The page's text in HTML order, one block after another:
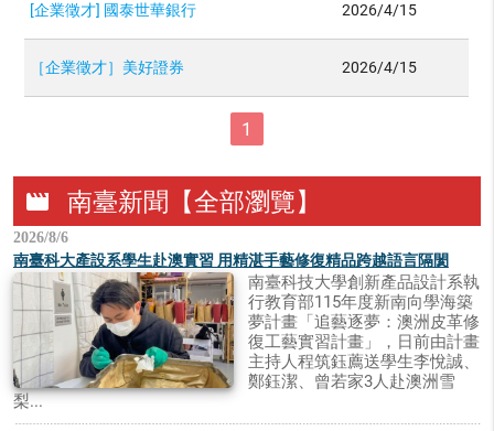
[企業徵才] 國泰世華銀行 2026/4/15
［企業徵才］美好證券 2026/4/15
1
movie 南臺新聞【全部瀏覽】
2026/8/6
南臺科大產設系學生赴澳實習 用精湛手藝修復精品跨越語言隔閡
南臺科技大學創新產品設計系執
行教育部115年度新南向學海築
夢計畫「追藝逐夢：澳洲皮革修
復工藝實習計畫」，日前由計畫
主持人程筑鈺薦送學生李悅誠、
鄭鈺潔、曾若家3人赴澳洲雪
梨...